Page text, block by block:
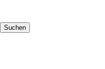
Suchen